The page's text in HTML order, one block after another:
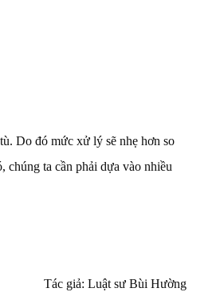
Do đó mức xử lý sẽ nhẹ hơn so
ta cần phải dựa vào nhiều
Bùi Hường